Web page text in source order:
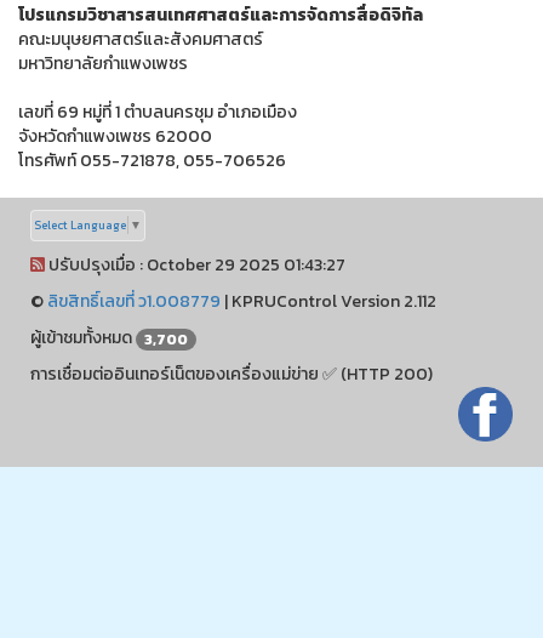
โปรแกรมวิชาสารสนเทศศาสตร์และการจัดการสื่อดิจิทัล
คณะมนุษยศาสตร์และสังคมศาสตร์
มหาวิทยาลัยกำแพงเพชร
เลขที่ 69 หมู่ที่ 1 ตำบลนครชุม อำเภอเมือง
จังหวัดกำแพงเพชร 62000
โทรศัพท์ 055-721878, 055-706526
Select Language ▼
ปรับปรุงเมื่อ : October 29 2025 01:43:27
©ลิขสิทธิ์เลขที่ ว1.008779 |KPRUControl Version 2.112
ผู้เข้าชมทั้งหมด 3,700
การเชื่อมต่ออินเทอร์เน็ตของเครื่องแม่ข่าย ✅ (HTTP 200)